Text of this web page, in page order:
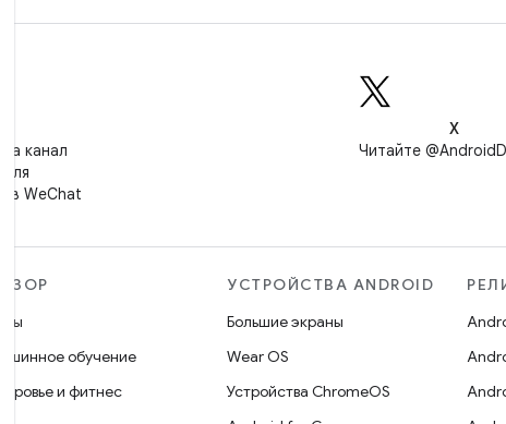
канал
для
в WeChat
X
Читайте
обучение
и фитнес
УСТРОЙСТВА ANDROID
Большие экраны
Wear OS
Устройства ChromeOS